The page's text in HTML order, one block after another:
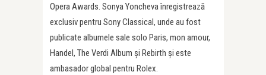
Opera Awards. Sonya Yoncheva înregistrează
exclusiv pentru Sony Classical, unde au fost
publicate albumele sale solo Paris, mon amour,
Handel, The Verdi Album și Rebirth și este
ambasador global pentru Rolex.